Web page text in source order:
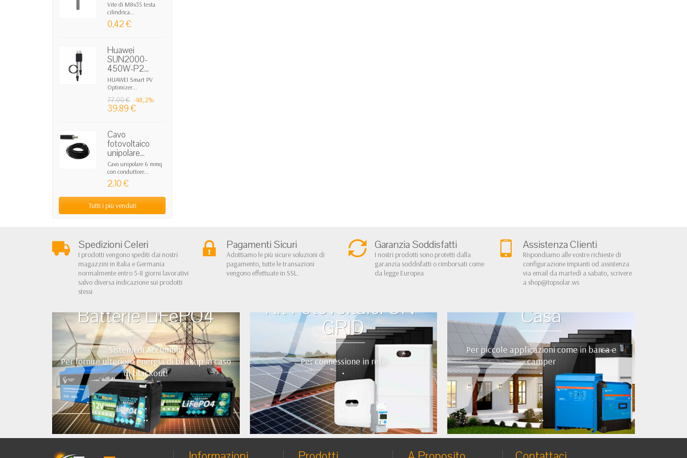
Vite di M8x35 testa
cilindrica...
0,42 €
Huawei
SUN2000-
450W-P2...
HUAWEI Smart PV
Optimizer...
77,00 € -48,2%
39,89 €
Cavo
fotovoltaico
unipolare...
Cavo unipolare 6 mmq
con conduttore...
2,10 €
Tutti i più venduti
Spedizioni Celeri
I prodotti vengono spediti dai nostri
magazzini in Italia e Germania
normalmente entro 5-8 giorni lavorativi
salvo diversa indicazione sui prodotti
stessi
Pagamenti Sicuri
Adottiamo le più sicure soluzioni di
pagamento, tutte le transazioni
vengono effettuate in SSL.
Garanzia Soddisfatti
I nostri prodotti sono protetti dalla
garanzia soddisfatti o rimborsati come
da legge Europea
Assistenza Clienti
Rispondiamo alle vostre richieste di
configurazione impianti od assistenza
via email da martedì a sabato, scrivere
a shop@topsolar.ws
Batterie LiFePO4
Sistemi di Accumulo
Per fornire ulteriore energia di backup in caso
di blackout!
•
•
•
••
Kit Fotovoltaici ON-
GRID
Per connessione in rete
•
•
•
Casa
Per piccole applicazioni come in barca e
camper
•
•
•
•
••